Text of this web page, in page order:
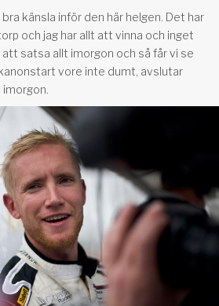
känsla inför den här helgen. Det har
och jag har allt att vinna och inget
satsa allt imorgon och så får vi se
vore inte dumt, avslutar